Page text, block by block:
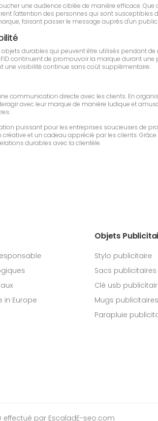
une audience ciblée de manière efficace.
l'attention des personnes qui sont susceptibles
faisant passer le message auprès d'un
objets durables qui peuvent être utilisés pendant
continuent de promouvoir la marque durant
une visibilité continue sans coût supplémentaire.
communication directe avec les clients. En
avec leur marque de manière ludique et
puissant pour les entreprises soucieuses de
et un cadeau apprécié par les clients.
durables avec la clientèle.
in Europe
Objets
Stylo publicitaire
Sacs publicitaires
Clé usb
Mugs publicitaires
Parapluie
effectué par EscaladE-seo.com